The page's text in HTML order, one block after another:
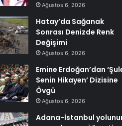
Ağustos 6, 2026
Hatay’da Sağanak
Sonrası Denizde Renk
Değişimi
Ağustos 6, 2026
Emine Erdoğan’dan
Senin Hikayen’ Dizisine
Övgü
Ağustos 6, 2026
Adana-İstanbul